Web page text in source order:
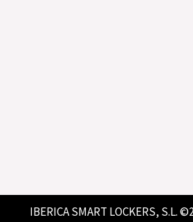
IBERICA SMART LOCKERS, S.L.